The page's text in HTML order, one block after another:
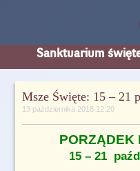
Sanktuarium
Msze Święte: 15 – 21
13 października 2018 12:20
PORZĄDEK
15 – 21